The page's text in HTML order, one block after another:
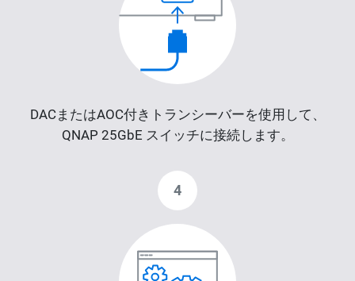
DACまたはAOC付きトランシーバーを使用して、
QNAP 25GbE スイッチに接続します。
4